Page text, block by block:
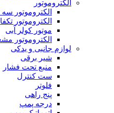
الکتروموتور
الکتروموتور سه
الکتروموتور
موتور کولر آبی
الکتروموتور
لوازم جانبی و یدکی
شیر برقی
منبع تحت فشار
ست کنترل
فلوتر
پنج راهی
درجه پمپ